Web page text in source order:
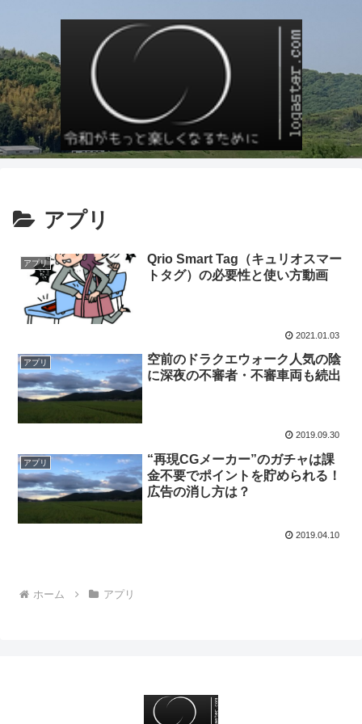
アプリ
アプリ
Qrio Smart Tag（キュリオスマー
トタグ）の必要性と使い方動画
2021.01.03
アプリ
空前のドラクエウォーク人気の陰
に深夜の不審者・不審車両も続出
2019.09.30
アプリ
“再現CGメーカー”のガチャは課
金不要でポイントを貯められる！
広告の消し方は？
2019.04.10
ホーム アプリ